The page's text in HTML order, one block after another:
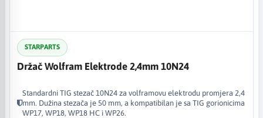
STARPARTS
Držač Wolfram Elektrode 2,4mm 10N24
Standardni TIG stezač 10N24 za volframovu elektrodu promjera 2,4
mm. Dužina stezača je 50 mm, a kompatibilan je sa TIG gorionicima
WP17, WP18, WP18 HC i WP26.